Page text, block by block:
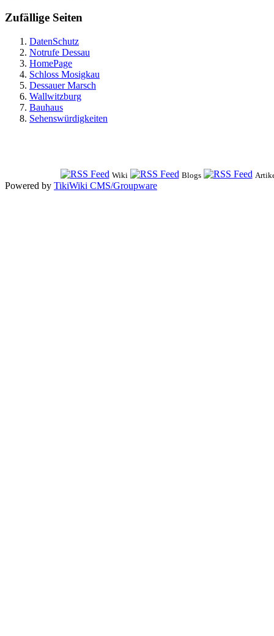
Zufällige Seiten
DatenSchutz
Notrufe Dessau
HomePage
Schloss Mosigkau
Dessauer Marsch
Wallwitzburg
Bauhaus
Sehenswürdigkeiten
Wiki Blogs
Powered by TikiWiki CMS/Groupware